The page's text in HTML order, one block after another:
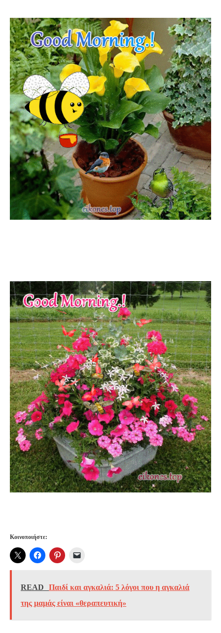
Κοινοποιήστε:
READ
Παιδί και αγκαλιά: 5 λόγοι που η αγκαλιά
της μαμάς είναι «θεραπευτική»